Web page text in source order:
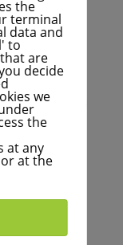
the
terminal
data and
to
are
decide
we
the
at any
at the